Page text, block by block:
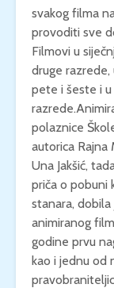
svakog filma
provoditi sve
Filmovi u
druge
pete i šeste i
polaznice
autorica Rajna
Una Jakšić,
priča o pobuni
stanara,
animiranog
godine prvu
kao i jednu od